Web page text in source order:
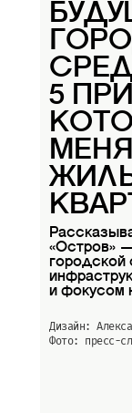
5
«Остров»
городской
и фокусом
Дизайн:
Фото: пресс-